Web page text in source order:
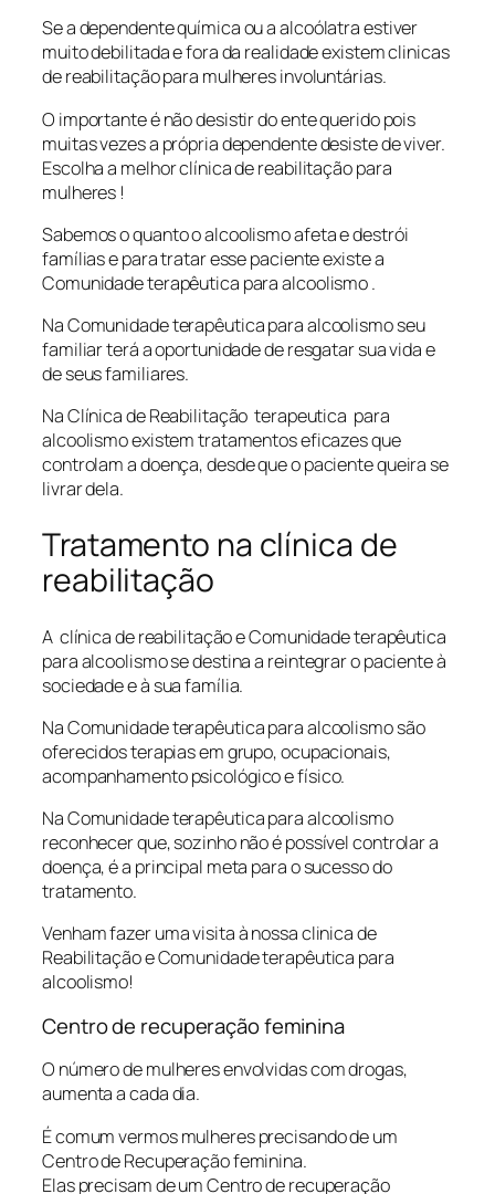
Se a dependente química ou a alcoólatra estiver
muito debilitada e fora da realidade existem clinicas
de reabilitação para mulheres involuntárias.
O importante é não desistir do ente querido pois
muitas vezes a própria dependente desiste de viver.
Escolha a melhor clínica de reabilitação para
mulheres !
Sabemos o quanto o alcoolismo afeta e destrói
famílias e para tratar esse paciente existe a
Comunidade terapêutica para alcoolismo .
Na Comunidade terapêutica para alcoolismo seu
familiar terá a oportunidade de resgatar sua vida e
de seus familiares.
Na Clínica de Reabilitação terapeutica para
alcoolismo existem tratamentos eficazes que
controlam a doença, desde que o paciente queira se
livrar dela.
Tratamento na clínica de
reabilitação
A clínica de reabilitação e Comunidade terapêutica
para alcoolismo se destina a reintegrar o paciente à
sociedade e à sua família.
Na Comunidade terapêutica para alcoolismo são
oferecidos terapias em grupo, ocupacionais,
acompanhamento psicológico e físico.
Na Comunidade terapêutica para alcoolismo
reconhecer que, sozinho não é possível controlar a
doença, é a principal meta para o sucesso do
tratamento.
Venham fazer uma visita à nossa clinica de
Reabilitação e Comunidade terapêutica para
alcoolismo!
Centro de recuperação feminina
O número de mulheres envolvidas com drogas,
aumenta a cada dia.
É comum vermos mulheres precisando de um
Centro de Recuperação feminina.
Elas precisam de um Centro de recuperação